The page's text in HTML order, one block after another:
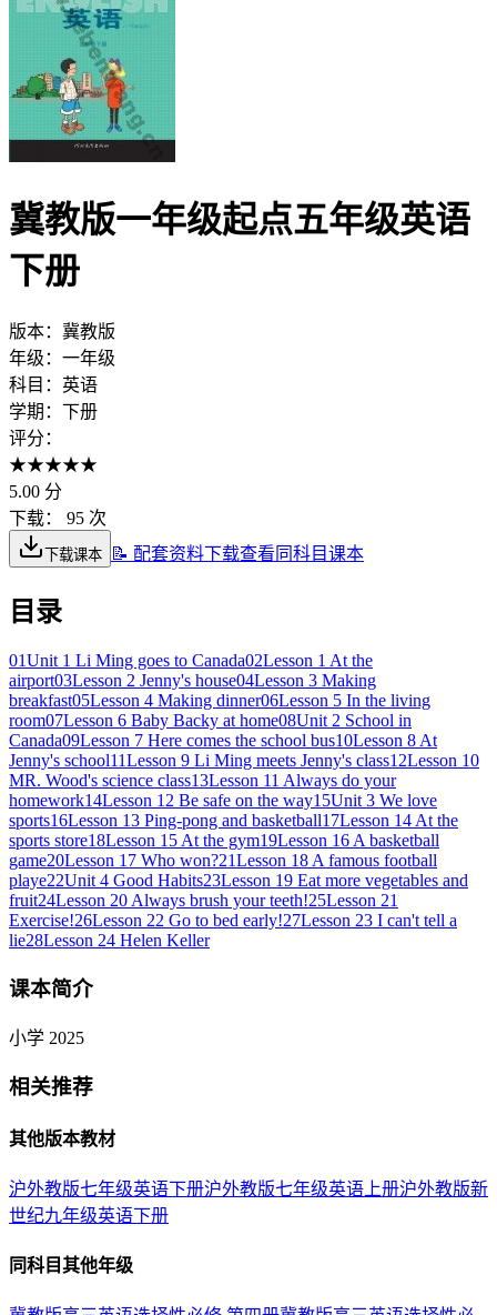
冀教版一年级起点五年级英语
下册
版本： 冀教版
年级： 一年级
科目： 英语
学期： 下册
评分：
★★★★★
5.00 分
下载：
95 次
下载课本 📝 配套资料下载查看同科目课本
目录
01Unit 1 Li Ming goes to Canada02Lesson 1 At the
airport03Lesson 2 Jenny's house04Lesson 3 Making
breakfast05Lesson 4 Making dinner06Lesson 5 In the living
room07Lesson 6 Baby Backy at home08Unit 2 School in
Canada09Lesson 7 Here comes the school bus10Lesson 8 At
Jenny's school11Lesson 9 Li Ming meets Jenny's class12Lesson 10
MR. Wood's science class13Lesson 11 Always do your
homework14Lesson 12 Be safe on the way15Unit 3 We love
sports16Lesson 13 Ping-pong and basketball17Lesson 14 At the
sports store18Lesson 15 At the gym19Lesson 16 A basketball
game20Lesson 17 Who won?21Lesson 18 A famous football
playe22Unit 4 Good Habits23Lesson 19 Eat more vegetables and
fruit24Lesson 20 Always brush your teeth!25Lesson 21
Exercise!26Lesson 22 Go to bed early!27Lesson 23 I can't tell a
lie28Lesson 24 Helen Keller
课本简介
小学 2025
相关推荐
其他版本教材
沪外教版七年级英语下册沪外教版七年级英语上册沪外教版新
世纪九年级英语下册
同科目其他年级